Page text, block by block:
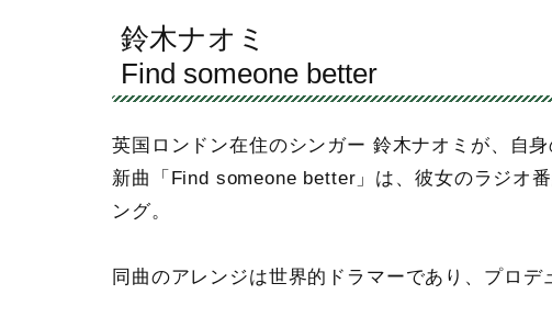
鈴木ナオミ
Find someone better
英国ロンドン在住のシンガー 鈴木ナオミが、自
新曲「Find someone better」は、彼女のラジオ番
ング。
同曲のアレンジは世界的ドラマーであり、プロデ